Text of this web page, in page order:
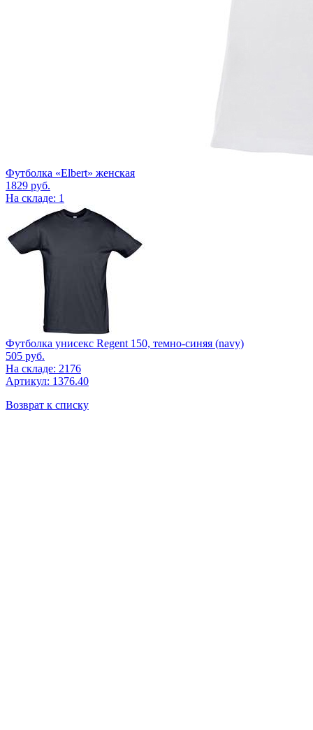
Футболка «Elbert» женская
1829 руб.
На складе: 1
Футболка унисекс Regent 150, темно-синяя (navy)
505 руб.
На складе: 2176
Артикул: 1376.40
Возврат к списку